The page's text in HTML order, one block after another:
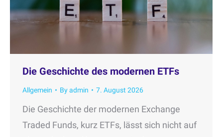
Die Geschichte des modernen ETFs
Allgemein Byadmin 7. August 2026
Die Geschichte der modernen Exchange
Traded Funds, kurz ETFs, lässt sich nicht auf